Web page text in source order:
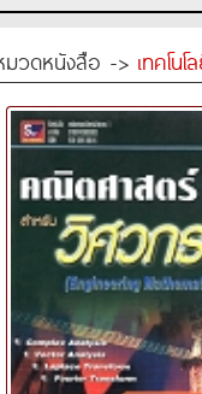
มวดหนังสือ -> เทคโน